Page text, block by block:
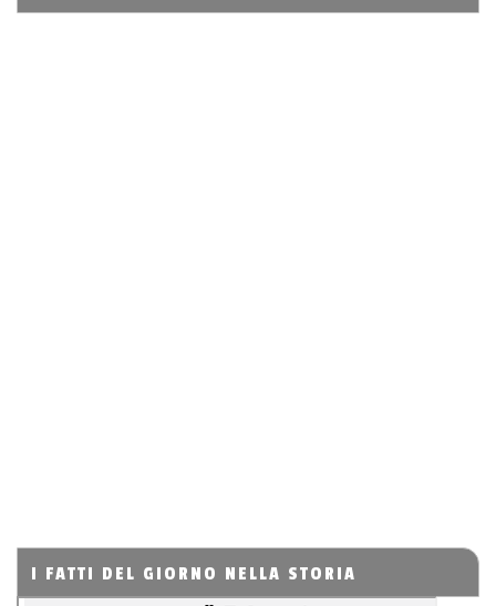
I FATTI DEL GIORNO NELLA STORIA